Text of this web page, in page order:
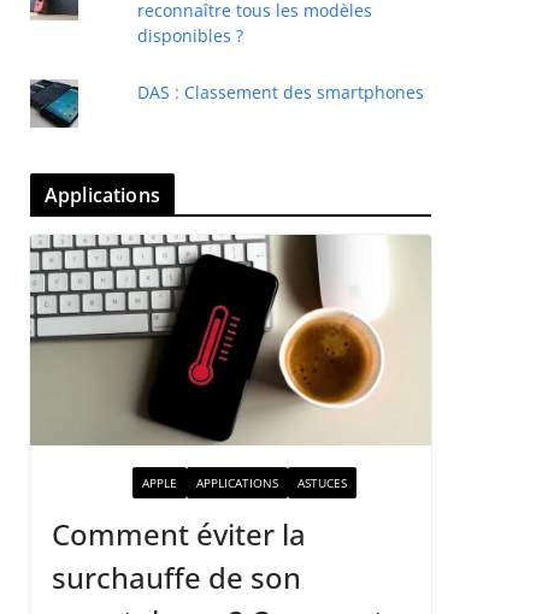
reconnaître tous les modèles
disponibles ?
DAS : Classement des smartphones
Applications
APPLE APPLICATIONS ASTUCES
Comment éviter la
surchauffe de son